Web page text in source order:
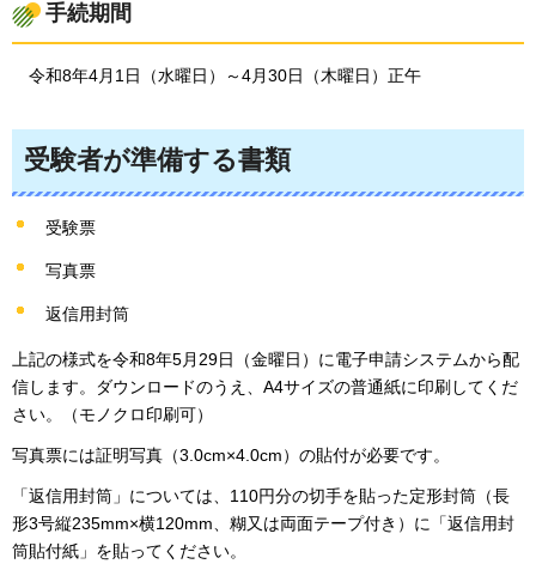
手続期間
令和8年4月1日（水曜日）～4月30日（木曜日）正午
受験者が準備する書類
受験票
写真票
返信用封筒
上記の様式を令和8年5月29日（金曜日）に電子申請システムから配
信します。ダウンロードのうえ、A4サイズの普通紙に印刷してくだ
さい。（モノクロ印刷可）
写真票には証明写真（3.0cm×4.0cm）の貼付が必要です。
「返信用封筒」については、110円分の切手を貼った定形封筒（長
形3号縦235mm×横120mm、糊又は両面テープ付き）に「返信用封
筒貼付紙」を貼ってください。